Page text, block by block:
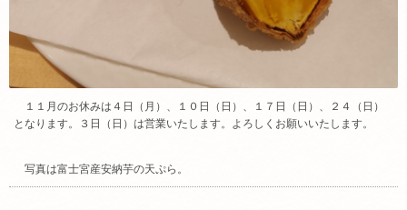
１１月のお休みは４日（月）、１０日（日）、１７日（日）、２４（日）
となります。３日（日）は営業いたします。よろしくお願いいたします。
写真は富士宮産安納芋の天ぷら。